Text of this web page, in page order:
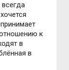
к
в
в